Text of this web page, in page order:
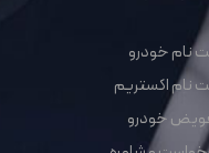
نام خودرو
نام اکستریم
خودرو